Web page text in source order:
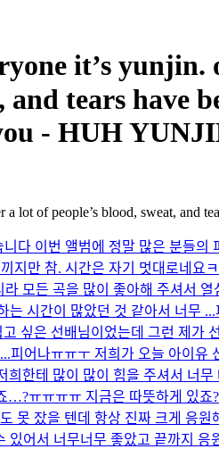
it’s
and tears
- HUH
lot of people’s blood, sweat, and
다 이번 앨범에 정말 많은 분들
지만 참. 시간은 자기 멋대로네요
모든 곡을 많이 좋아해 주셔서
는 시간이 많았던 것 같아서 너무 ...
싶은 선배님이었는데 그런 제가
피어나ㅠㅠㅜ 저희가 오늘 아이유
한테 많이 많이 힘을 주셔서 너
…?ㅠㅠㅠㅠ 지금은 따뜻하게 있
못 잤을 텐데 항상 진짜 크게 응
어서 너무너무 좋았고 끝까지